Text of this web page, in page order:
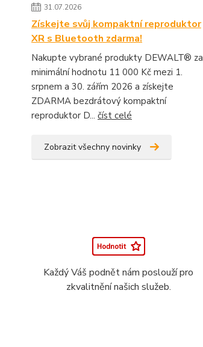
31.07.2026
Získejte svůj kompaktní reproduktor
XR s Bluetooth zdarma!
Nakupte vybrané produkty DEWALT® za
minimální hodnotu 11 000 Kč mezi 1.
srpnem a 30. zářím 2026 a získejte
ZDARMA bezdrátový kompaktní
reproduktor D... číst celé
Zobrazit všechny novinky
Každý Váš podnět nám poslouží pro
zkvalitnění našich služeb.